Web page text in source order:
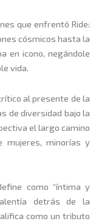
que enfrentó Ride:
cósmicos hasta la
en icono, negándole
vida.
al presente de la
de diversidad bajo la
el largo camino
mujeres, minorías y
como “íntima y
detrás de la
como un tributo